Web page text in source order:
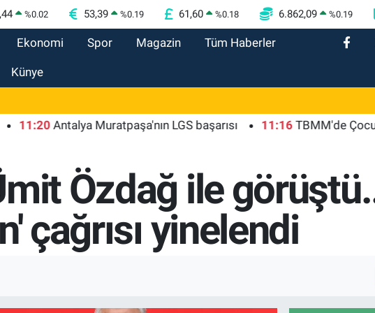
%0.02 53,39 %0.19 61,60 %0.18 6.862,09 %0.19
Ekonomi Spor Magazin Tüm Haberler
Künye
Antalya Muratpaşa'nın LGS başarısı 11:16 TBMM'de Çocuk
Özdağ ile
çağrısı yinelendi